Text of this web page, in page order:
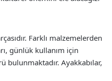
Farklı malzemelerden
günlük kullanım için
bulunmaktadır. Ayakkabılar,